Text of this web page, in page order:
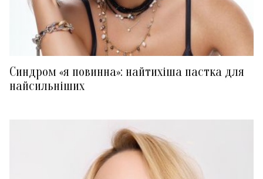
Синдром «я повинна»: найтихіша пастка для
найсильніших